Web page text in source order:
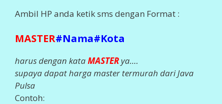
Ambil HP anda ketik sms dengan Format :
MASTER#Nama#Kota
harus dengan kataMASTER ya….
supaya dapat harga master termurah dari Java
Pulsa
Contoh: